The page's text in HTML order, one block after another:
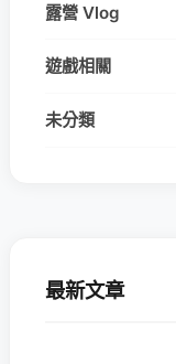
露營 Vlog
遊戲相關
未分類
最新文章